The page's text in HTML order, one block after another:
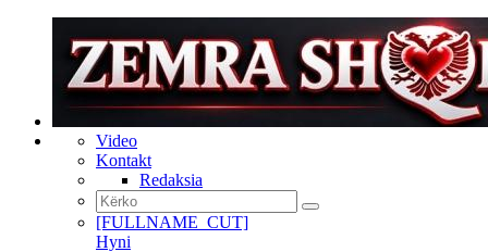
Video
Kontakt
Redaksia
[FULLNAME_CUT]
Hyni